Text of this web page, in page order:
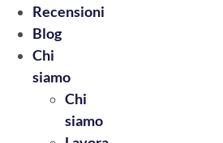
Recensioni
Blog
Chi
siamo
Chi
siamo